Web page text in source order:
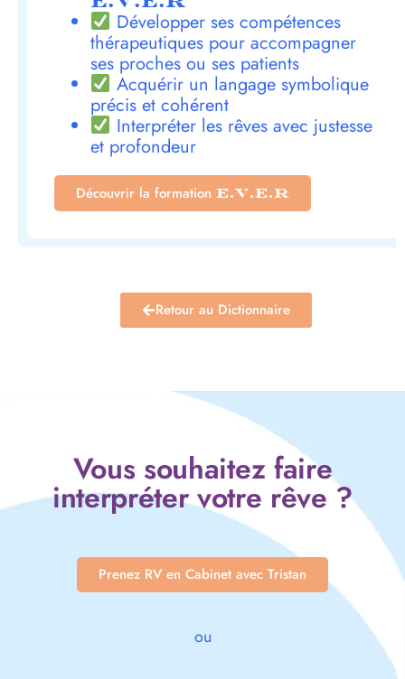
Développer ses compétences
thérapeutiques pour accompagner
ses proches ou ses patients
Acquérir un langage symbolique
précis et cohérent
Interpréter les rêves avec justesse
et profondeur
Découvrir la formation E.V.E.R
Retour au Dictionnaire
Vous souhaitez faire
interpréter votre rêve ?
Prenez RV en Cabinet avec Tristan
ou